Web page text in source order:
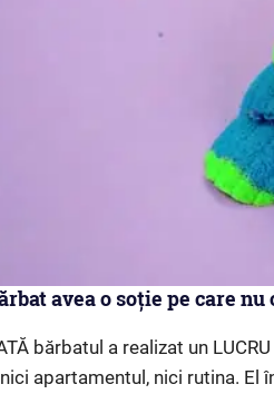
avea o soție pe care
bărbatul a realizat un
apartamentul, nici rutina. El